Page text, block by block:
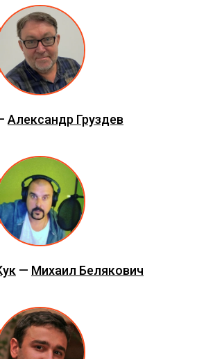
Александр Груздев
— Михаил Белякович